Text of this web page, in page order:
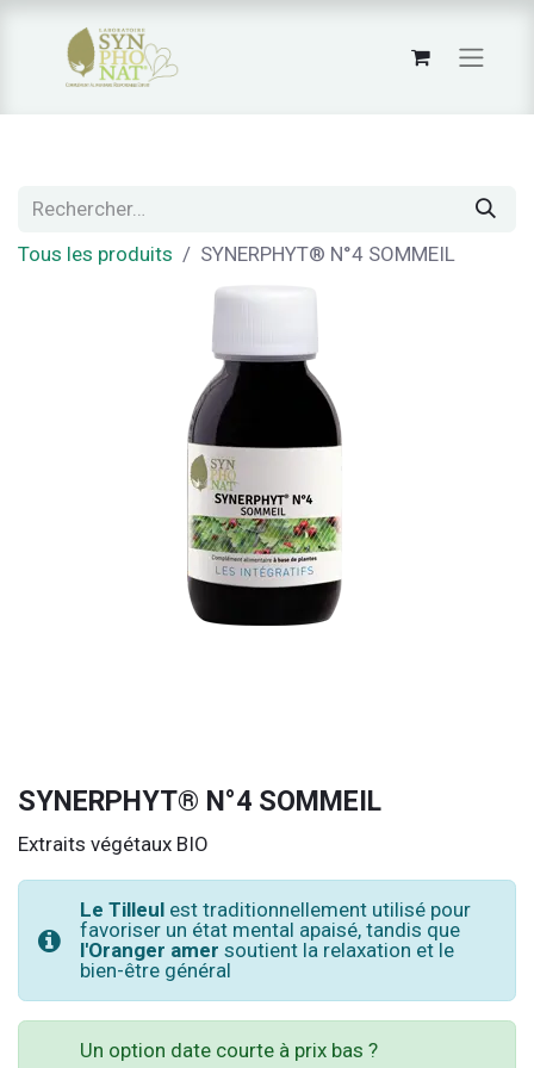
Tous les produits SYNERPHYT® N°4 SOMMEIL
SYNERPHYT® N°4 SOMMEIL
Extraits végétaux BIO
Le Tilleul est traditionnellement utilisé pour
favoriser un état mental apaisé, tandis que
l'Oranger amer soutient la relaxation et le
bien-être général
Un option date courte à prix bas ?